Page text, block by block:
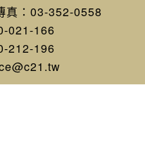
真： 03-352-0558
021-166
212-196